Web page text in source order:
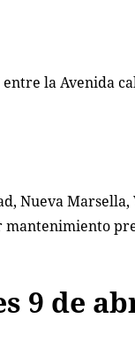
la Avenida
Nueva
mantenimiento
9 de